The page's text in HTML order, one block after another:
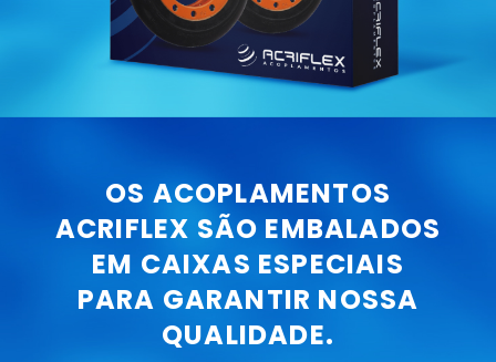
OS ACOPLAMENTOS
ACRIFLEX SÃO EMBALADOS
EM CAIXAS ESPECIAIS
PARA GARANTIR NOSSA
QUALIDADE.